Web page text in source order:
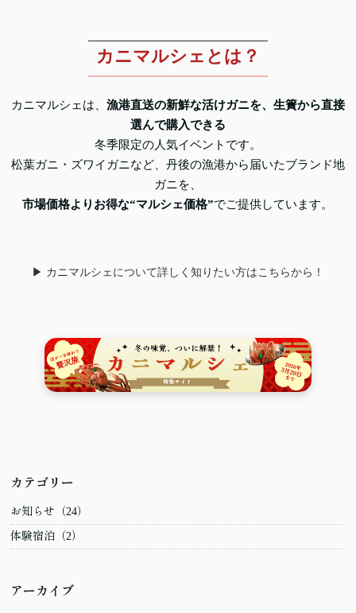
カニマルシェとは？
カニマルシェは、 漁港直送の新鮮な活けガニを、生簀から直接
選んで購入できる
冬季限定の人気イベントです。
松葉ガニ・ズワイガニなど、丹後の漁港から届いたブランド地
ガニを、
市場価格よりお得な“マルシェ価格”でご提供しています。
▶ カニマルシェについて詳しく知りたい方はこちらから！
カテゴリー
お知らせ（24）
体験宿泊（2）
アーカイブ